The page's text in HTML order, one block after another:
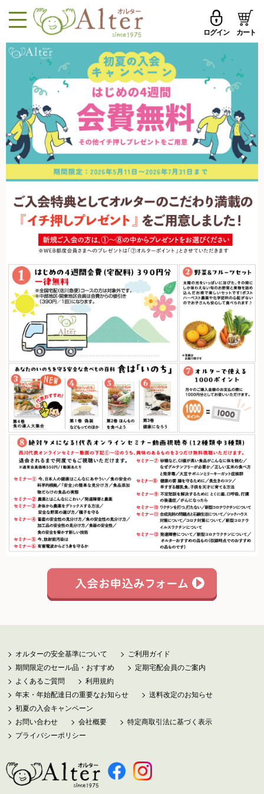
ログイン カート
メールアドレス
パスワード
メールアドレスを保存する
パスワードを忘れた方はこちら
初めての方へ
新規一般会員登録
MENU
トップページへ戻る
品ものカテゴリ
セール品・おすすめ
お試しセット
今週の新登場
野菜
果物
無農薬米・雑穀
無農薬豆
パン・蜂蜜・ジャム他
国産大豆の加工品
たまご・乳製品
水産品
肉類
冷蔵食品他
惣菜
麺
乾物
調味料
伝統酒類
飲料品
粉・餅
健康応援グッズ
石けん・生活用品
食べもの百科（書籍）
ご利用ガイド
オルターの安全基準について
ご利用ガイド
期間限定のセール品・おすすめ
定期宅配会員のご案内
よくあるご質問
利用規約
年末・年始配達日の重要なお知らせ
送料改定のお知らせ
初夏の入会キャンペーン
お問い合わせ
会社概要
特定商取引法に基づく表示
プライバシーポリシー